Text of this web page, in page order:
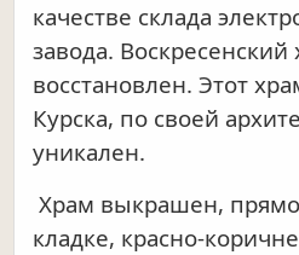
качестве склада
завода. Воскресенский
восстановлен. Этот
Курска, по своей
уникален.
Храм выкрашен,
кладке, красно-